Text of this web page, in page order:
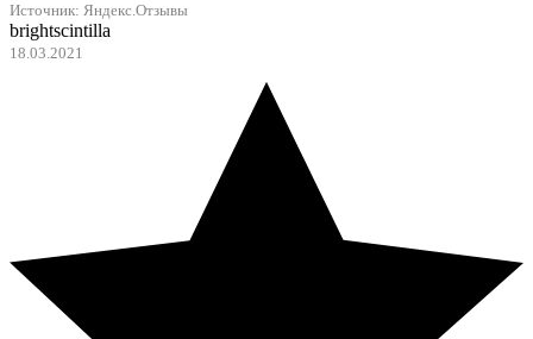
Источник: Яндекс.Отзывы
brightscintilla
18.03.2021